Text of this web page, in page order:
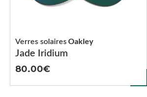
Jade Iridium
Verres solairesOakley
80.00